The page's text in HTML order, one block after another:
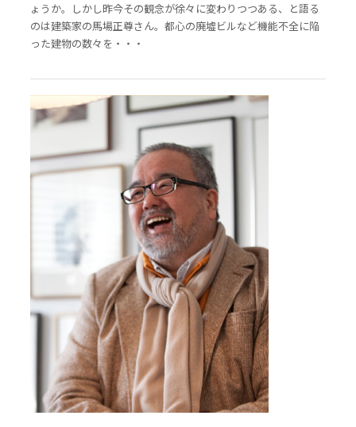
ょうか。しかし昨今その観念が徐々に変わりつつある、と語る
のは建築家の馬場正尊さん。都心の廃墟ビルなど機能不全に陥
った建物の数々を・・・